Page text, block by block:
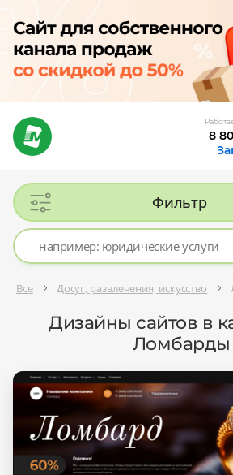
8
Фильтр
Все Досуг, развлечения, искусство
Дизайны сайтов в
Ломбарды